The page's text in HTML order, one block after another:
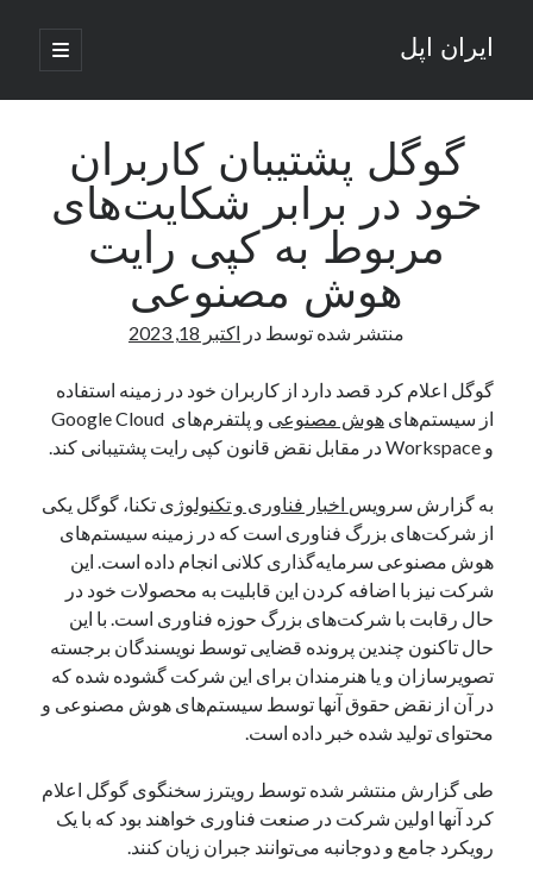
ایران اپل
باز
کردن
اصلی
نوار
کناری
نوشته‌های تازه
راه‌های اتصال موبایل و کامپیوتر به یکدیگر: تجربه‌ای یکپارچه و کاربردی
انتقاد کاربران از اتمام زودهنگام بسته‌های اینترنت ایرانسل همزمان با شرایط
ادعای نت‌بلاکس: قطعی اینترنت ایران بیش از 120 ساعت ادامه یافت؛ اتصال
قطعی اینترنت در ایران از مرز 48 ساعت گذشت!
گوشی HMD Luma با دوربین 50 مگاپیکسل و نمایشگر 120 هرتز رونمایی شد
آخرین دیدگاه‌ها
یک نویسنده دیدگاه وردپرس در تعمیرات تخصصی فیس آیدی
بایگانی‌ها
مارس 2026
فوریه 2026
ژانویه 2026
دسامبر 2025
نوامبر 2025
آگوست 2025
جولای 2025
گوگل پشتیبان کاربران
خود در برابر شکایت‌های
مربوط به کپی رایت
هوش مصنوعی
منتشر شده توسط در اکتبر 18, 2023
گوگل اعلام کرد قصد دارد از کاربران خود در زمینه استفاده
از سیستم‌هایهوش مصنوعی
و پلتفرم‌های Google Cloud
و Workspace در مقابل نقض قانون کپی رایت پشتیبانی کند.
به گزارش سرویس اخبار فناوری و تکنولوژی تکنا، گوگل یکی
از شرکت‌های بزرگ فناوری است که در زمینه سیستم‌های
هوش مصنوعی سرمایه‌گذاری کلانی انجام داده است. این
شرکت نیز با اضافه کردن این قابلیت به محصولات خود در
حال رقابت با شرکت‌های بزرگ حوزه فناوری است. با این
حال تاکنون چندین پرونده قضایی توسط نویسندگان برجسته
تصویرسازان و یا هنرمندان برای این شرکت گشوده شده که
در آن از نقض حقوق آنها توسط سیستم‌های هوش مصنوعی و
محتوای تولید شده خبر داده است.
طی گزارش منتشر شده توسط رویترز سخنگوی گوگل اعلام
کرد آنها اولین شرکت در صنعت فناوری خواهند بود که با یک
رویکرد جامع و دوجانبه می‌توانند جبران زیان کنند.